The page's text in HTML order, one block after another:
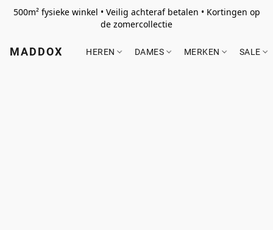
500m² fysieke winkel • Veilig achteraf betalen • Kortingen op
de zomercollectie
MADDOX HEREN DAMES MERKEN SALE